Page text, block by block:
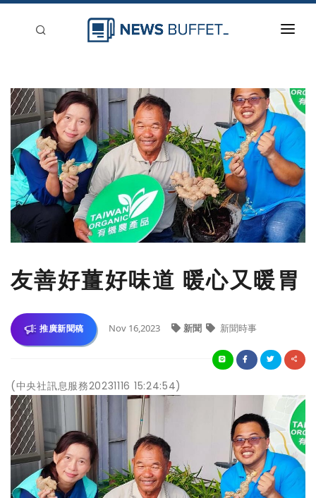
新聞稿分類
登入
刊登
友善好薑好味道 暖心又暖胃
推廣新聞稿 Nov 16,2023 新聞 新聞時事
(中央社訊息服務20231116 15:24:54)